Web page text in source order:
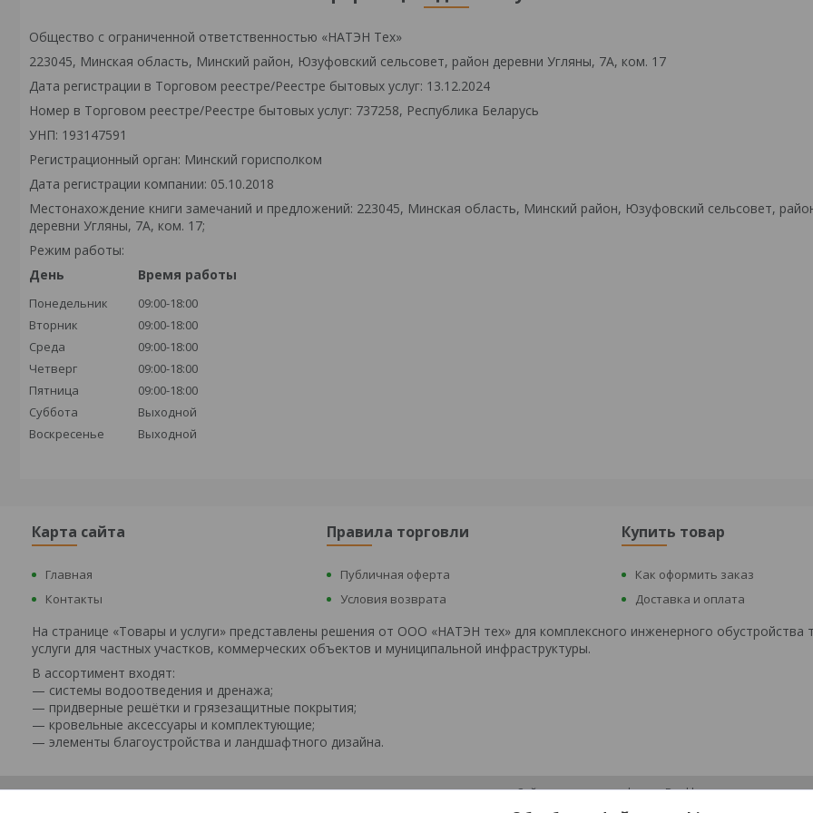
Общество с ограниченной ответственностью «НАТЭН Тех»
223045, Минская область, Минский район, Юзуфовский сельсовет, район деревни Угляны, 7А, ком. 17
Дата регистрации в Торговом реестре/Реестре бытовых услуг: 13.12.2024
Номер в Торговом реестре/Реестре бытовых услуг: 737258, Республика Беларусь
УНП: 193147591
Регистрационный орган: Минский горисполком
Дата регистрации компании: 05.10.2018
Местонахождение книги замечаний и предложений: 223045, Минская область, Минский район, Юзуфовский сельсовет,
деревни Угляны, 7А, ком. 17;
Режим работы:
День
Время работы
Понедельник
09:00-18:00
Вторник
09:00-18:00
Среда
09:00-18:00
Четверг
09:00-18:00
Пятница
09:00-18:00
Суббота
Выходной
Воскресенье
Выходной
Карта сайта
Главная
Контакты
Правила торговли
Публичная оферта
Условия возврата
Купить товар
Как оформить заказ
Доставка и оплата
На странице «Товары и услуги» представлены решения от ООО «НАТЭН тех» для комплексного инженерного
услуги для частных участков, коммерческих объектов и муниципальной инфраструктуры.
В ассортимент входят:
— системы водоотведения и дренажа;
— придверные решётки и грязезащитные покрытия;
— кровельные аксессуары и комплектующие;
— элементы благоустройства и ландшафтного дизайна.
Сайт создан на платформе Deal.by
Политика обработки файлов cookies